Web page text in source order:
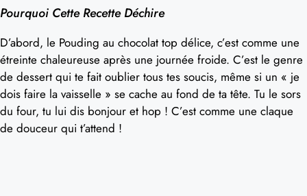
Pourquoi Cette Recette Déchire
D’abord, le Pouding au chocolat top délice, c’est comme une
étreinte chaleureuse après une journée froide. C’est le genre
de dessert qui te fait oublier tous tes soucis, même si un « je
dois faire la vaisselle » se cache au fond de ta tête. Tu le sors
du four, tu lui dis bonjour et hop ! C’est comme une claque
de douceur qui t’attend !